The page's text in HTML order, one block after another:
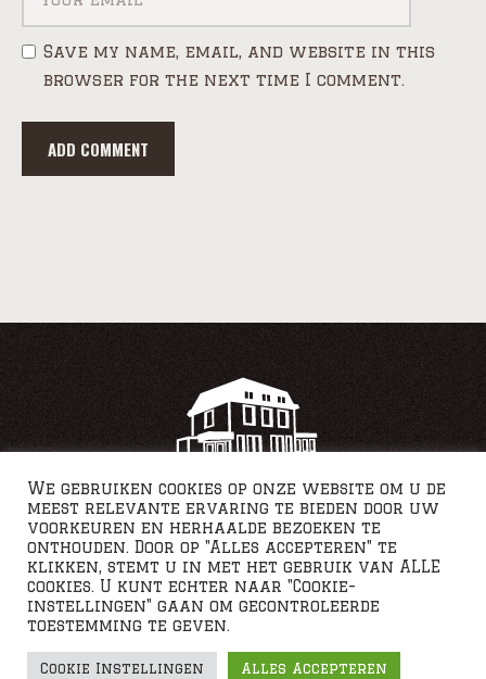
Save my name, email, and website in this
browser for the next time I comment.
Webdesign by JS Graphics
We gebruiken cookies op onze website om u de
meest relevante ervaring te bieden door uw
voorkeuren en herhaalde bezoeken te
onthouden. Door op "Alles accepteren" te
klikken, stemt u in met het gebruik van ALLE
cookies. U kunt echter naar "Cookie-
instellingen" gaan om gecontroleerde
toestemming te geven.
Cookie Instellingen Alles Accepteren